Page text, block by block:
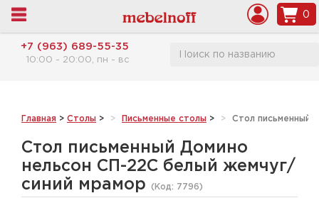
0
+7 (963) 689-55-35
10:00 - 20:00, пн - вс
Главная > Столы > Письменные столы > Стол письменный
Стол письменный Домино
нельсон СП-22С белый жемчуг/
синий мрамор
(Код: 7796)